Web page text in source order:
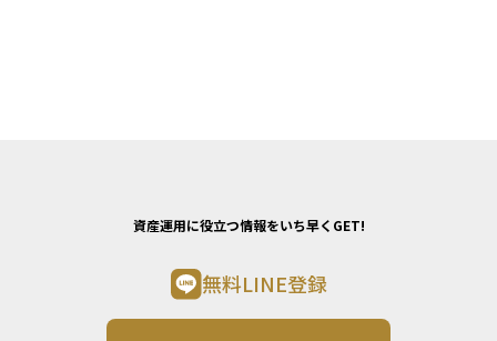
資産運用に役立つ情報をいち早くGET!
無料LINE登録